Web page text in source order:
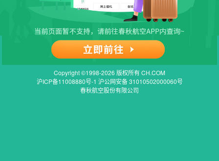
Copyright ©1998-2026 版权所有 CH.COM
沪ICP备11008880号-1 沪公网安备 31010502000060号
春秋航空股份有限公司